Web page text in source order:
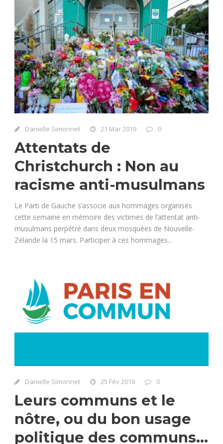
Danielle Simonnet 21 Mar 2019 0
Attentats de
Christchurch : Non au
racisme anti-musulmans
Le Parti de Gauche s’associe aux hommages organisés
cette semaine en mémoire des victimes de l’attentat anti-
musulmans perpétré dans deux mosquées de Nouvelle-
Zélande la 15 mars. Participer à ces hommages...
Danielle Simonnet 25 Fév 2019 0
Leurs communs et le
nôtre, ou du bon usage
politique des communs…